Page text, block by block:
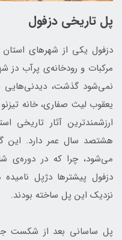
پل تاریخی دزفول
دزفول یکی از شهرهای
مرکبات و رودخانه‌ی پرآب دز
نمی‌شود گذشت، دیدنی‌هایی
یعقوب لیث صفاری، خانه
ارزشمندترین آثار
هشتصد سال عمر دارد. این
می‌شود، چرا که در دوره‌ی
دزفول پیشترها دژپل
نزدیک این پل ساخته بودند.
پل ساسانی بعد از شکست